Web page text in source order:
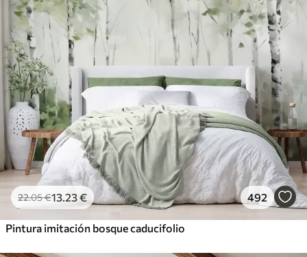
22.05€13 .23€ 492
Pintura imitación bosque caducifolio